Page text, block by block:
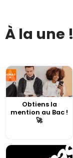
À la une !
Obtiens la
mention au Bac !
🚀